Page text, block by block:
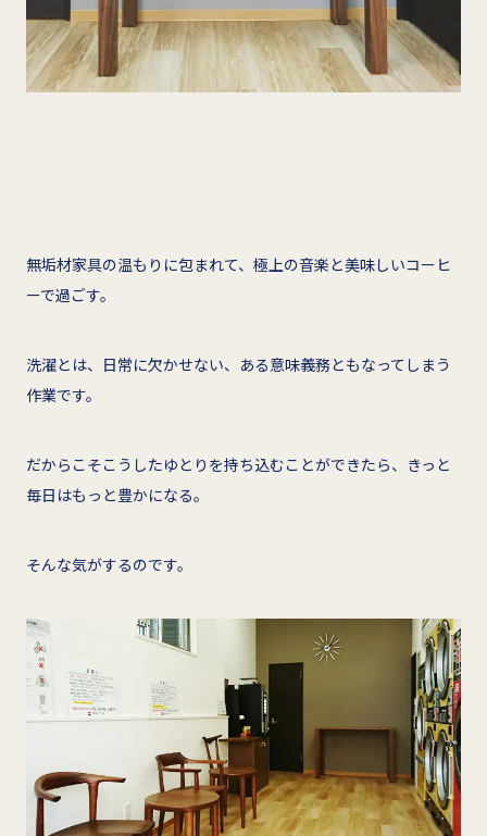
無垢材家具の温もりに包まれて、極上の音楽と美味しいコーヒ
ーで過ごす。
洗濯とは、日常に欠かせない、ある意味義務ともなってしまう
作業です。
だからこそこうしたゆとりを持ち込むことができたら、きっと
毎日はもっと豊かになる。
そんな気がするのです。